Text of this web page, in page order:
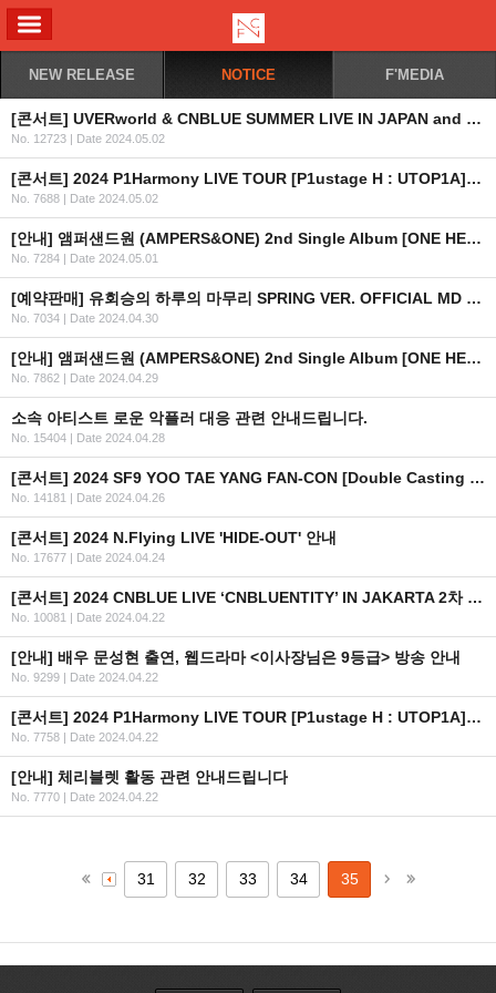
NEW RELEASE NOTICE F'MEDIA
[콘서트] UVERworld & CNBLUE SUMMER LIVE IN JAPAN and KOREA UNLIMITED CHALLENGE 안내
No. 12723 | Date 2024.05.02
[콘서트] 2024 P1Harmony LIVE TOUR [P1ustage H : UTOP1A] IN SEOUL OFFICIAL MD 온라인 판매 안내
No. 7688 | Date 2024.05.02
[안내] 앰퍼샌드원 (AMPERS&ONE) 2nd Single Album [ONE HEARTED] 발매 기념 사인회 in JAPAN 안내
No. 7284 | Date 2024.05.01
[예약판매] 유회승의 하루의 마무리 SPRING VER. OFFICIAL MD 예약판매 안내
No. 7034 | Date 2024.04.30
[안내] 앰퍼샌드원 (AMPERS&ONE) 2nd Single Album [ONE HEARTED] 발매 기념 이벤트 in JAPAN 개최 안내
No. 7862 | Date 2024.04.29
소속 아티스트 로운 악플러 대응 관련 안내드립니다.
No. 15404 | Date 2024.04.28
[콘서트] 2024 SF9 YOO TAE YANG FAN-CON [Double Casting : No. YTY] 안내
No. 14181 | Date 2024.04.26
[콘서트] 2024 N.Flying LIVE 'HIDE-OUT' 안내
No. 17677 | Date 2024.04.24
[콘서트] 2024 CNBLUE LIVE ‘CNBLUENTITY’ IN JAKARTA 2차 안내
No. 10081 | Date 2024.04.22
[안내] 배우 문성현 출연, 웹드라마 <이사장님은 9등급> 방송 안내
No. 9299 | Date 2024.04.22
[콘서트] 2024 P1Harmony LIVE TOUR [P1ustage H : UTOP1A] IN SEOUL OFFICIAL MD 현장 판매 안내
No. 7758 | Date 2024.04.22
[안내] 체리블렛 활동 관련 안내드립니다
No. 7770 | Date 2024.04.22
31 32 33 34 35